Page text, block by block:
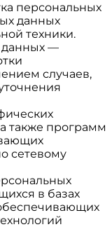
персональных
данных
техники.
данных —
случаев,
также программ
сетевому
в базах